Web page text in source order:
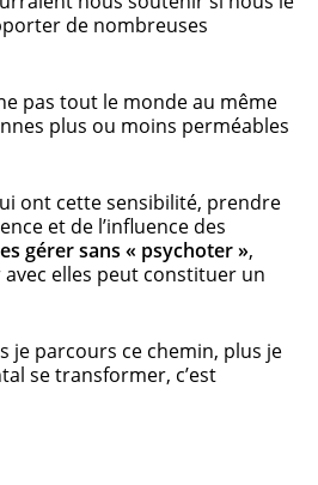
de nombreuses
pas tout le monde au même
plus ou moins perméables
ont cette sensibilité, prendre
et de l’influence des
gérer sans « psychoter »,
elles peut constituer un
je parcours ce chemin, plus je
se transformer, c’est